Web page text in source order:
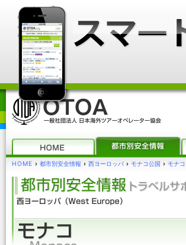
HOME › 都市別安全情報 › 西ヨーロッパ › モナコ公国 › モナコ